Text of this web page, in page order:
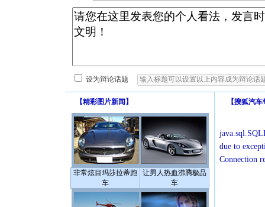
设为辩论话题
【精彩图片新闻 】
非常炫目玛莎拉蒂跑
车
让男人热血沸腾极品
车
【搜狐汽车
due to
Connection